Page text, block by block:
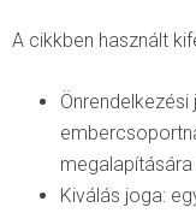
A cikkben használt
Kiválás joga: